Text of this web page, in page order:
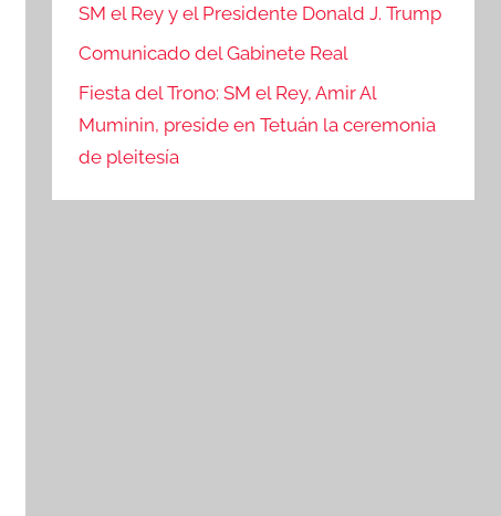
SM el Rey y el Presidente Donald J. Trump
Comunicado del Gabinete Real
Fiesta del Trono: SM el Rey, Amir Al
Muminin, preside en Tetuán la ceremonia
de pleitesía